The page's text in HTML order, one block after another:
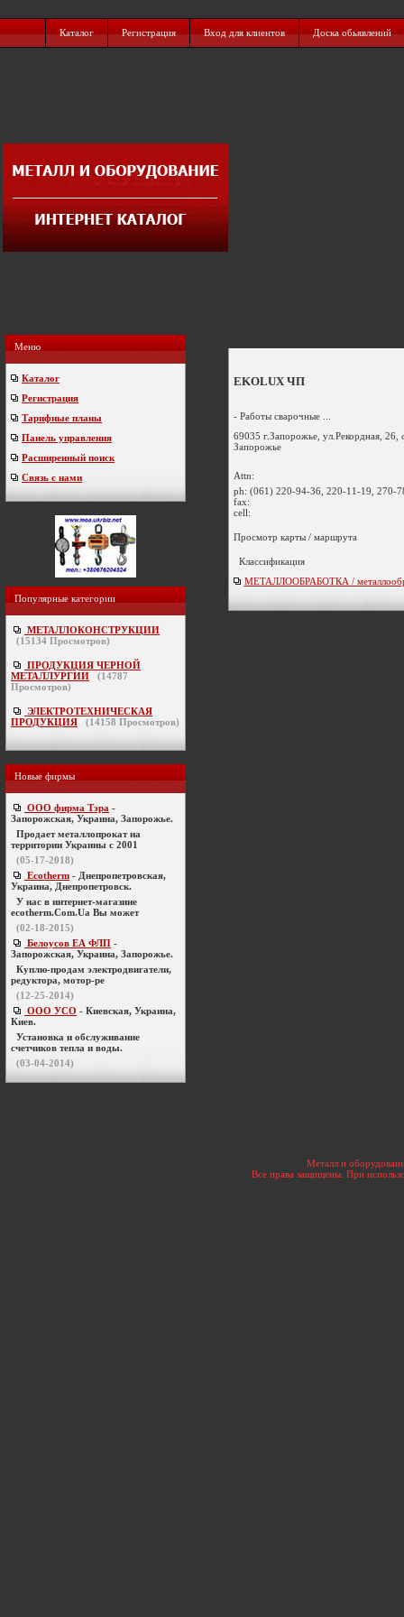
Каталог Регистрация Вход для клиентов Доска обьявлений
Меню
Каталог
Регистрация
Тарифные планы
Панель управления
Расширенный поиск
Связь с нами
Популярные категории
МЕТАЛЛОКОНСТРУКЦИИ
(15134 Просмотров)
ПРОДУКЦИЯ ЧЕРНОЙ
МЕТАЛЛУРГИИ
(14787
Просмотров)
ЭЛЕКТРОТЕХНИЧЕСКАЯ
ПРОДУКЦИЯ
(14158 Просмотров)
Новые фирмы
ООО фирма Тэра -
Запорожская, Украина, Запорожье.
Продает металлопрокат на
территории Украины с 2001
(05-17-2018)
Ecotherm - Днепропетровская,
Украина, Днепропетровск.
У нас в интернет-магазине
ecotherm.Com.Ua Вы может
(02-18-2015)
Белоусов ЕА ФЛП -
Запорожская, Украина, Запорожье.
Куплю-продам электродвигатели,
редуктора, мотор-ре
(12-25-2014)
ООО УСО - Киевская, Украина,
Киев.
Установка и обслуживание
счетчиков тепла и воды.
(03-04-2014)
EKOLUX ЧП
- Работы сварочные ...
69035 г.Запорожье, ул.Рекордная, 26,
Запорожье
Attn:
ph: (061) 220-94-36, 220-11-19, 270-
fax:
cell:
Просмотр карты / маршрута
Классификация
МЕТАЛЛООБРАБОТКА /
Металл и
Все права защищены. При